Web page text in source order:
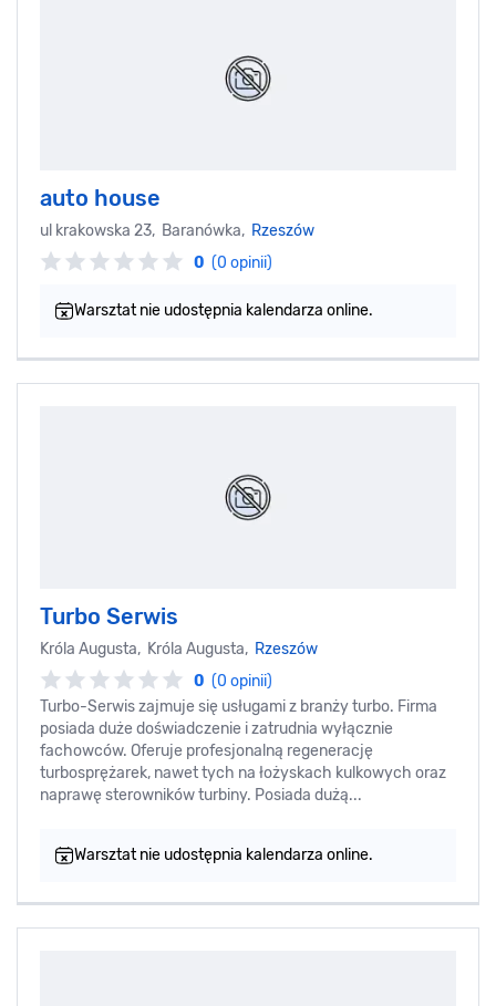
auto house
ul krakowska 23, Baranówka, Rzeszów
0 (0 opinii)
Warsztat nie udostępnia kalendarza online.
Turbo Serwis
Króla Augusta, Króla Augusta, Rzeszów
0 (0 opinii)
Turbo-Serwis zajmuje się usługami z branży turbo. Firma
posiada duże doświadczenie i zatrudnia wyłącznie
fachowców. Oferuje profesjonalną regenerację
turbosprężarek, nawet tych na łożyskach kulkowych oraz
naprawę sterowników turbiny. Posiada dużą...
Warsztat nie udostępnia kalendarza online.